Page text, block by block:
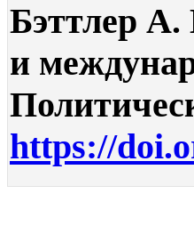
Бэттлер
и
https://